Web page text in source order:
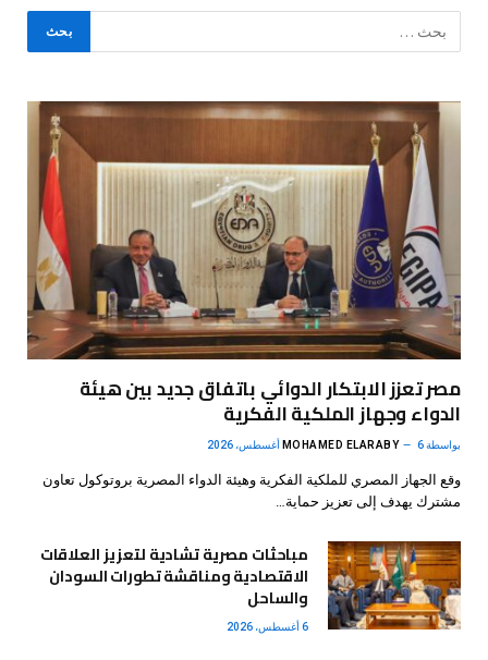
مصر تعزز الابتكار الدوائي باتفاق جديد بين هيئة
الدواء وجهاز الملكية الفكرية
بواسطة MOHAMED ELARABY 6 أغسطس، 2026
وقع الجهاز المصري للملكية الفكرية وهيئة الدواء المصرية بروتوكول تعاون
مشترك يهدف إلى تعزيز حماية…
مباحثات مصرية تشادية لتعزيز العلاقات
الاقتصادية ومناقشة تطورات السودان
والساحل
6 أغسطس، 2026